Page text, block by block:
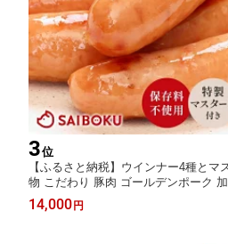
3位
【ふるさと納税】ウインナー4種とマ
物 こだわり 豚肉 ゴールデンポーク
かず お弁当 朝食 定番 サイボク 埼玉
14,000 円